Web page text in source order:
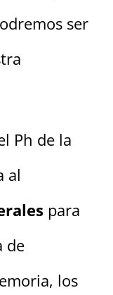
ser
Ph de la
al
para
de
los